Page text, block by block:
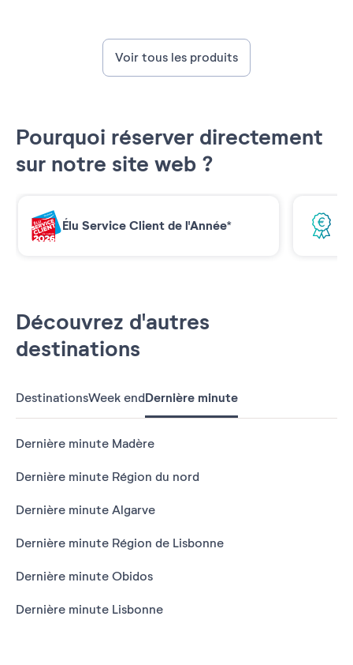
Voir tous les produits
Pourquoi réserver directement
sur notre site web ?
Élu Service Client de l'Année*
Découvrez d'autres
destinations
DestinationsWeek endDernière minute
Dernière minute Madère
Dernière minute Région du nord
Dernière minute Algarve
Dernière minute Région de Lisbonne
Dernière minute Obidos
Dernière minute Lisbonne